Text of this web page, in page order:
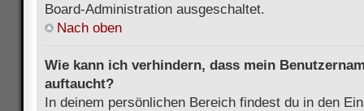
Board-Administration ausgeschaltet.
Nach oben
Wie kann ich verhindern, dass mein
auftaucht?
In deinem persönlichen Bereich findest du in den